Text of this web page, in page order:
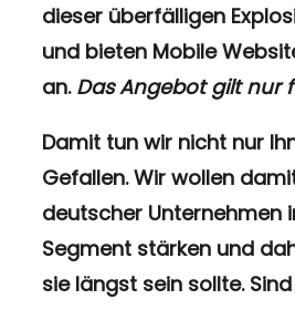
dieser überfälligen
undbieten Mobile
an. Das Angebot gilt nur
Damit tun wir nicht nur
Gefallen. Wir wollen
deutscher Unternehmen
Segment stärken und
sie längst sein sollte.